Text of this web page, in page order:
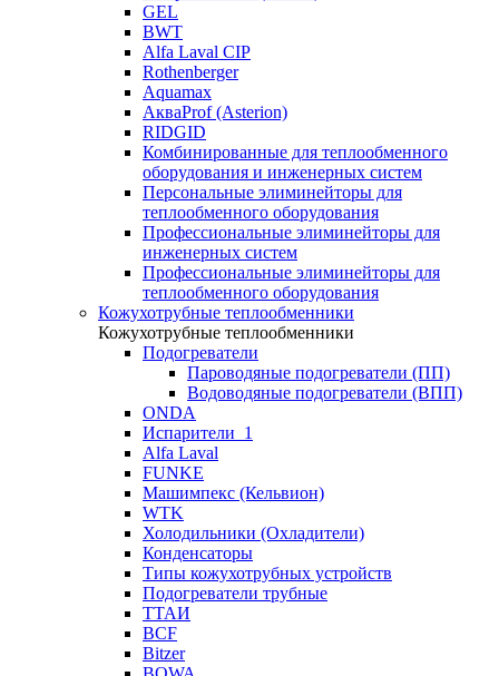
GEL
BWT
Alfa Laval CIP
Rothenberger
Aquamax
АкваProf (Asterion)
RIDGID
Комбинированные для теплообменного
оборудования и инженерных систем
Персональные элиминейторы для
теплообменного оборудования
Профессиональные элиминейторы для
инженерных систем
Профессиональные элиминейторы для
теплообменного оборудования
Кожухотрубные теплообменники
Кожухотрубные теплообменники
Подогреватели
Пароводяные подогреватели (ПП)
Водоводяные подогреватели (ВПП)
ONDA
Испарители_1
Alfa Laval
FUNKE
Машимпекс (Кельвион)
WTK
Холодильники (Охладители)
Конденсаторы
Типы кожухотрубных устройств
Подогреватели трубные
ТТАИ
BCF
Bitzer